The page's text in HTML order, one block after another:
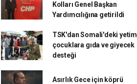
Kolları Genel Başkan
Yardımcılığına getirildi
TSK'dan Somali'deki yetim
çocuklara gıda ve giyecek
desteği
Asırlık Gece için köprü